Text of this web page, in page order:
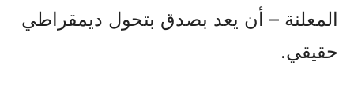
المعلنة – أن يعد بصدق بتحول ديمقراطي
حقيقي.